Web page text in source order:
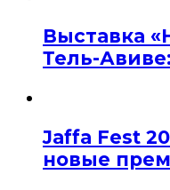
Выставка
Тель-
Jaffa Fest
новые